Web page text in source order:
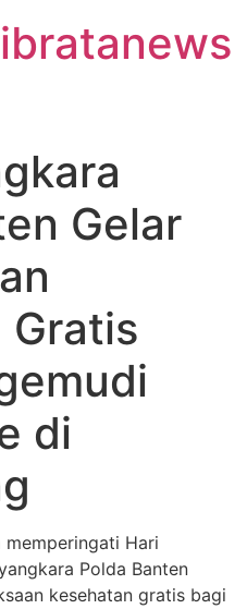
Gelar
Gratis
di
memperingati Hari
Polda Banten
kesehatan gratis bagi